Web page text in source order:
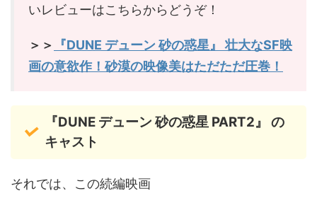
いレビューはこちらからどうぞ！
＞＞
『DUNE デューン 砂の惑星』 壮大なSF映
画の意欲作！砂漠の映像美はただただ圧巻！
『DUNE デューン 砂の惑星 PART2』 の
キャスト
それでは、この続編映画